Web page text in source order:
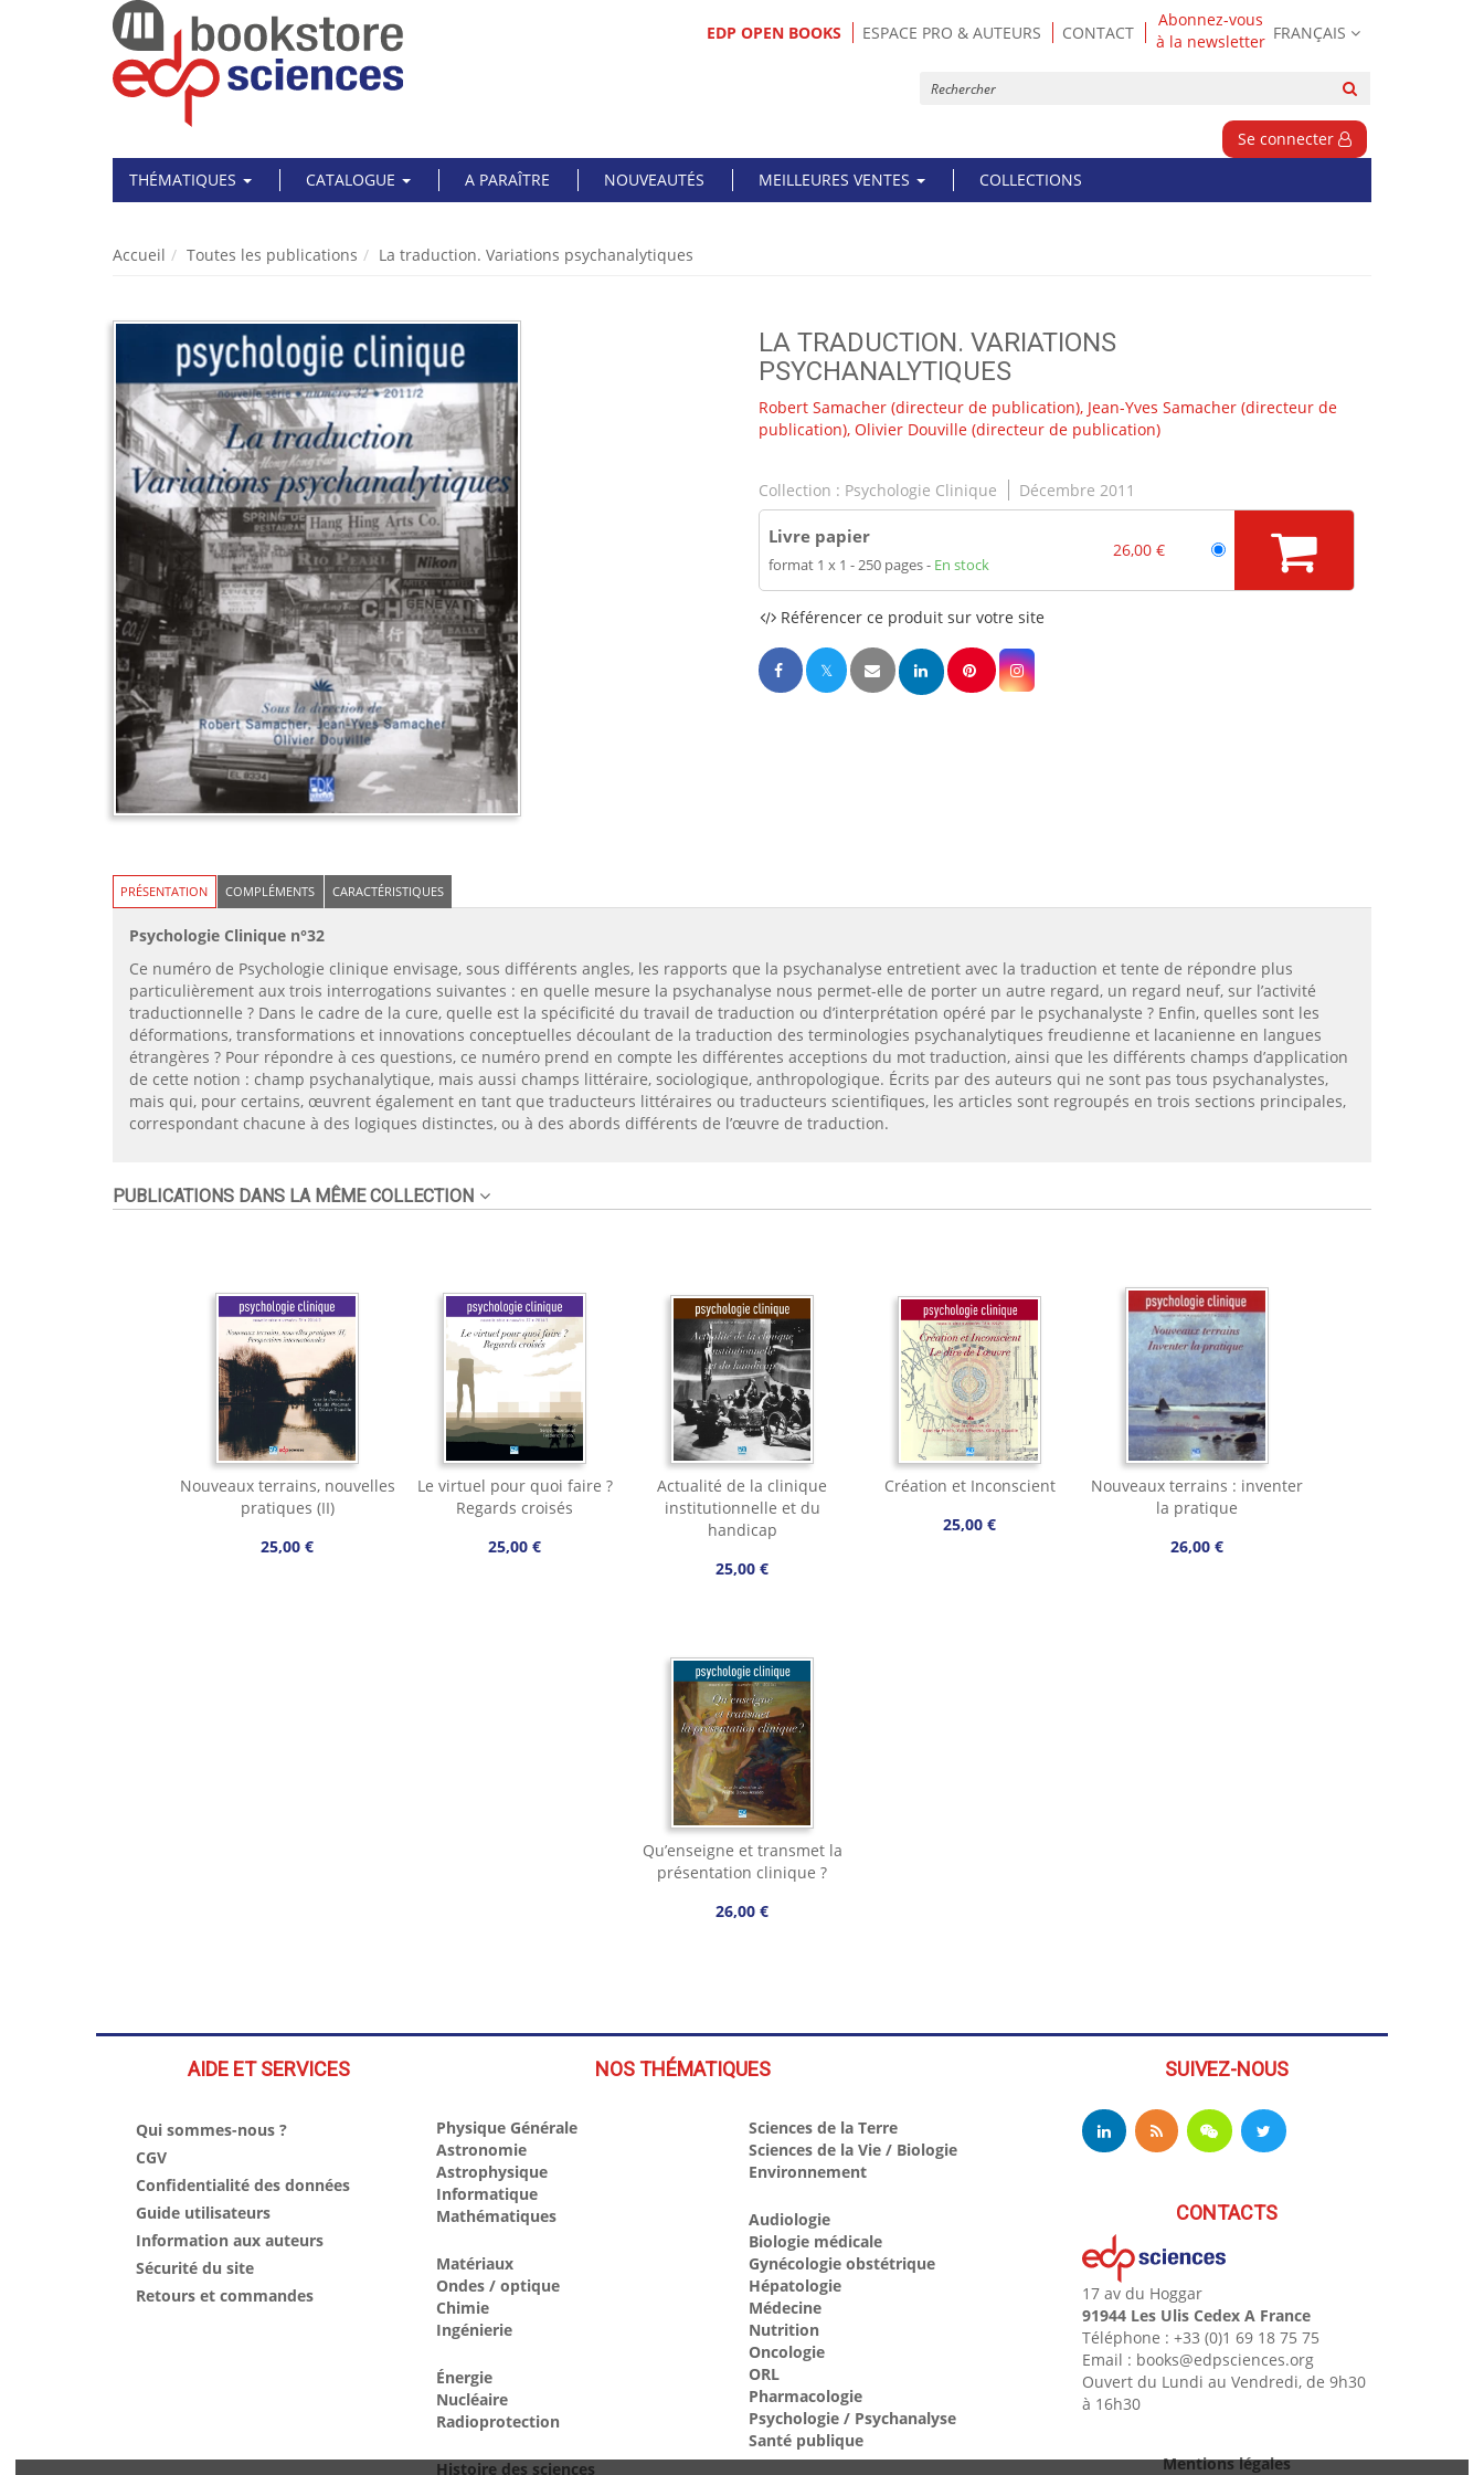
EDP OPEN BOOKS ESPACE PRO & AUTEURS CONTACT
Abonnez-vous
à la newsletter FRANÇAIS
Se connecter
THÉMATIQUES
CATALOGUE A PARAÎTRE NOUVEAUTÉS MEILLEURES VENTES COLLECTIONS
Accueil Toutes les publications La traduction. Variations psychanalytiques
LA TRADUCTION. VARIATIONS
PSYCHANALYTIQUES
Robert Samacher (directeur de publication), Jean-Yves Samacher (directeur de
publication), Olivier Douville (directeur de publication)
Collection : Psychologie Clinique Décembre 2011
Livre papier
format 1 x 1 250 pages En stock
26,00 €
Référencer ce produit sur votre site
PRÉSENTATION COMPLÉMENTS CARACTÉRISTIQUES
Psychologie Clinique n°32
Ce numéro de Psychologie clinique envisage, sous différents angles, les rapports que la psychanalyse entretient avec la traduction et tente de répondre plus
particulièrement aux trois interrogations suivantes : en quelle mesure la psychanalyse nous permet-elle de porter un autre regard, un regard neuf, sur l’activité
traductionnelle ? Dans le cadre de la cure, quelle est la spécificité du travail de traduction ou d’interprétation opéré par le psychanalyste ? Enfin, quelles sont les
déformations, transformations et innovations conceptuelles découlant de la traduction des terminologies psychanalytiques freudienne et lacanienne en langues
étrangères ? Pour répondre à ces questions, ce numéro prend en compte les différentes acceptions du mot traduction, ainsi que les différents champs d’application
de cette notion : champ psychanalytique, mais aussi champs littéraire, sociologique, anthropologique. Écrits par des auteurs qui ne sont pas tous psychanalystes,
mais qui, pour certains, œuvrent également en tant que traducteurs littéraires ou traducteurs scientifiques, les articles sont regroupés en trois sections principales,
correspondant chacune à des logiques distinctes, ou à des abords différents de l’œuvre de traduction.
PUBLICATIONS DANS LA MÊME COLLECTION
Nouveaux terrains, nouvelles
pratiques (II)
25,00 €
Le virtuel pour quoi faire ?
Regards croisés
25,00 €
Actualité de la clinique
institutionnelle et du
handicap
25,00 €
Création et Inconscient
25,00 €
Nouveaux terrains : inventer
la pratique
26,00 €
Qu’enseigne et transmet la
présentation clinique ?
26,00 €
AIDE ET SERVICES
Qui sommes-nous ?
CGV
Confidentialité des données
Guide utilisateurs
Information aux auteurs
Sécurité du site
Retours et commandes
NOS THÉMATIQUES
Physique Générale
Astronomie
Astrophysique
Informatique
Mathématiques
Matériaux
Ondes / optique
Chimie
Ingénierie
Énergie
Nucléaire
Radioprotection
Histoire des sciences
Sciences de la Terre
Sciences de la Vie / Biologie
Environnement
Audiologie
Biologie médicale
Gynécologie obstétrique
Hépatologie
Médecine
Nutrition
Oncologie
ORL
Pharmacologie
Psychologie / Psychanalyse
Santé publique
SUIVEZ-NOUS
CONTACTS
17 av du Hoggar
91944 Les Ulis Cedex A France
Téléphone : +33 (0)1 69 18 75 75
Email : books@edpsciences.org
Ouvert du Lundi au Vendredi, de 9h30
à 16h30
Mentions légales